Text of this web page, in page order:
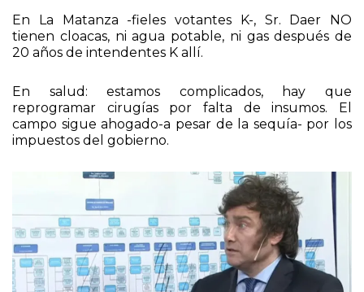
En La Matanza -fieles votantes K-, Sr. Daer NO
tienen cloacas, ni agua potable, ni gas después de
En salud: estamos complicados, hay que
reprogramar cirugías por falta de insumos. El
campo sigue ahogado-a pesar de la sequía- por los